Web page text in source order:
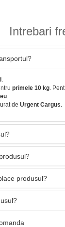
Intrebari
.
primele 10 kg.
.
de Urgent Cargus.
produsul?